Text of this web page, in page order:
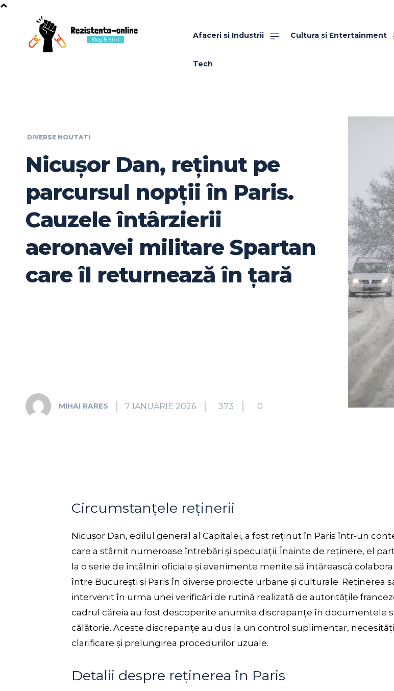
Afaceri si Industrii Cultura si Entertainment
Tech
DIVERSE NOUTATI
Nicușor Dan, reținut pe
parcursul nopții în Paris.
Cauzele întârzierii
aeronavei militare Spartan
care îl returnează în țară
MIHAI RARES 7 IANUARIE 2026 373 0
Circumstanțele reținerii
Nicușor Dan, edilul general al Capitalei, a fost reținut în Paris într-un
care a stârnit numeroase întrebări și speculații. Înainte de reținere, el
la o serie de întâlniri oficiale și evenimente menite să întărească
între București și Paris în diverse proiecte urbane și culturale. Reținerea
intervenit în urma unei verificări de rutină realizată de autoritățile
cadrul căreia au fost descoperite anumite discrepanțe în documentele
călătorie. Aceste discrepanțe au dus la un control suplimentar,
clarificare și prelungirea procedurilor uzuale.
Detalii despre reținerea în Paris